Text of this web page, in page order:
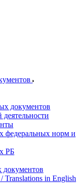
документов
федеральных норм и
РБ
Translations in English